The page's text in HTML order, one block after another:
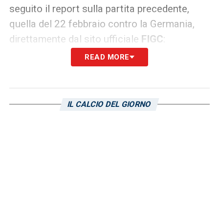
seguito il report sulla partita precedente,
quella del 22 febbraio contro la Germania,
direttamente dal sito ufficiale FIGC:
Nella seconda sfida della
tedesche nella prima delle due partite del La
READ MORE
IL CALCIO DEL GIORNO